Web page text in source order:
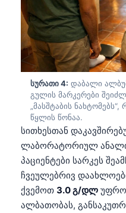
სურათი 4: დაბალი
გულის მარკერები
„მასშტაბის
წყლის წონაა.
სითხესთან
ლაბორატორიულ
პაციენტები სარკეს
ჩვეულებრივ
ქვემოთ 3.0 გ/დლ უფრო
ალბათობას,